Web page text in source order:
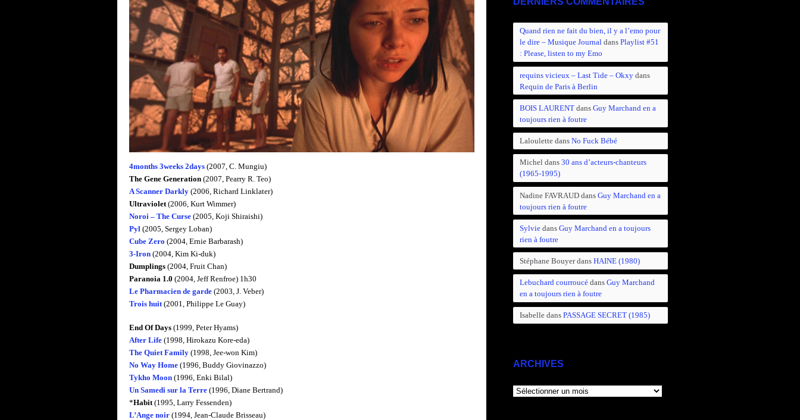
4months 3weeks 2days (2007, C. Mungiu)
The Gene Generation (2007, Pearry R. Teo)
A Scanner Darkly (2006, Richard Linklater)
Ultraviolet (2006, Kurt Wimmer)
Noroi – The Curse (2005, Koji Shiraishi)
Pyl (2005, Sergey Loban)
Cube Zero (2004, Ernie Barbarash)
3-Iron (2004, Kim Ki-duk)
Dumplings (2004, Fruit Chan)
Paranoia 1.0 (2004, Jeff Renfroe) 1h30
Le Pharmacien de garde (2003, J. Veber)
Trois huit (2001, Philippe Le Guay)
End Of Days (1999, Peter Hyams)
After Life (1998, Hirokazu Kore-eda)
The Quiet Family (1998, Jee-won Kim)
No Way Home (1996, Buddy Giovinazzo)
Tykho Moon (1996, Enki Bilal)
Un Samedi sur la Terre (1996, Diane Bertrand)
*Habit (1995, Larry Fessenden)
L’Ange noir (1994, Jean-Claude Brisseau)
Quand rien ne fait du bien, il y a l’emo pour
le dire – Musique Journaldans Playlist #51
: Please, listen to my Emo
requins vicieux – Last Tide – Okxydans
Requin de Paris à Berlin
BOIS LAURENTdans Guy Marchand en a
toujours rien à foutre
Laloulettedans No Fuck Bébé
Micheldans 30 ans d’acteurs-chanteurs
(1965-1995)
Nadine FAVRAUDdans Guy Marchand en a
toujours rien à foutre
Sylviedans Guy Marchand en a toujours
rien à foutre
Stéphane Bouyerdans HAINE (1980)
Lebuchard courroucédans Guy Marchand
en a toujours rien à foutre
Isabelledans PASSAGE SECRET (1985)
ARCHIVES
ARCHIVES